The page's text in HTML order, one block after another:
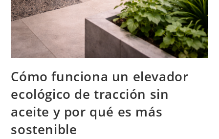
Cómo funciona un elevador
ecológico de tracción sin
aceite y por qué es más
sostenible